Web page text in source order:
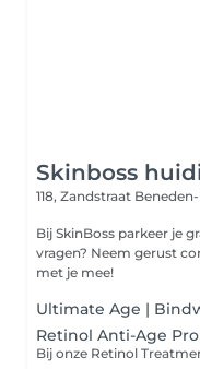
Skinboss
118, Zandstraat
Bij SkinBoss parkeer je gratis
vragen? Neem gerust
met je mee!
Ultimate Age |
Retinol Anti-Age